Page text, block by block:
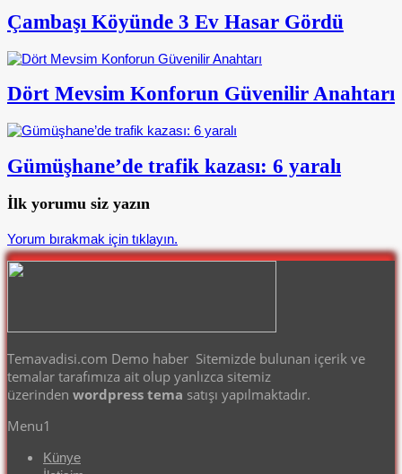
Çambaşı Köyünde 3 Ev Hasar Gördü
Dört Mevsim Konforun Güvenilir Anahtarı
Gümüşhane’de trafik kazası: 6 yaralı
İlk yorumu siz yazın
Yorum bırakmak için tıklayın.
Temavadisi.com Demo haber Sitemizde bulunan içerik ve
temalar tarafımıza ait olup yanlızca sitemiz
üzerinden wordpress tema satışı yapılmaktadır.
Menu1
Künye